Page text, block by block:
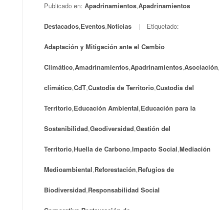
Publicado en: Apadrinamientos,Apadrinamientos
Destacados,Eventos,Noticias Etiquetado:
Adaptación y Mitigación ante el Cambio
Climático,Amadrinamientos,Apadrinamientos,Asociación
climático,CdT,Custodia de Territorio,Custodia del
Territorio,Educación Ambiental,Educación para la
Sostenibilidad,Geodiversidad,Gestión del
Territorio,Huella de Carbono,Impacto Social,Mediación
Medioambiental,Reforestación,Refugios de
Biodiversidad,Responsabilidad Social